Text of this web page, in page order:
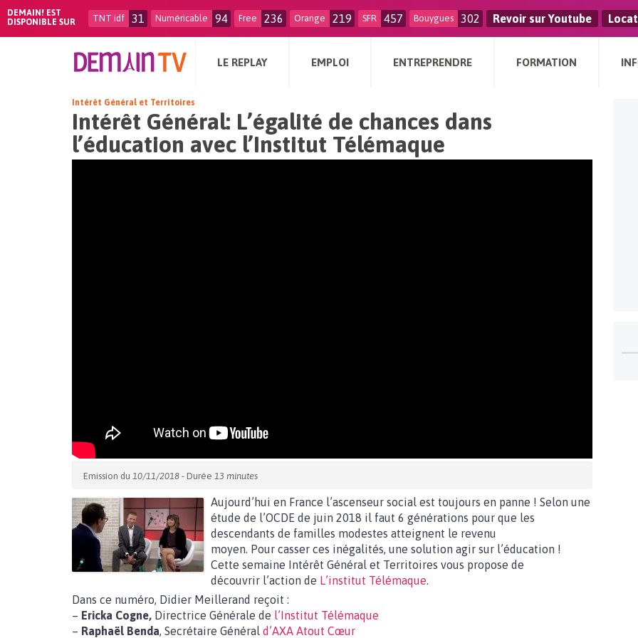
DEMAIN! EST
DISPONIBLE SUR
TNT idf 31 Numéricable 94 Free 236 Orange 219 SFR 457 Bouygues 302 Revoir sur Youtube
LE REPLAY EMPLOI ENTREPRENDRE FORMATION
Intérêt Général et Territoires
Intérêt Général: L’égalité de chances dans
l’éducation avec l’Institut Télémaque
Emission du 10/11/2018 - Durée 13 minutes
Aujourd’hui en France l’ascenseur social est toujours en panne ! Selon une
étude de l’OCDE de juin 2018 il faut 6 générations pour que les
descendants de familles modestes atteignent le revenu
moyen. Pour casser ces inégalités, une solution agir sur l’éducation !
Cette semaine Intérêt Général et Territoires vous propose de
découvrir l’action de L’institut Télémaque.
Dans ce numéro, Didier Meillerand reçoit :
– Ericka Cogne, Directrice Générale de l’Institut Télémaque
– Raphaël Benda, Secrétaire Général d’AXA Atout Cœur